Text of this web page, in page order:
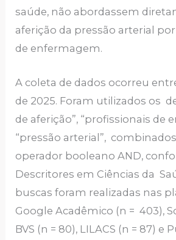
saúde, não abordassem
aferição da pressão arterial
de enfermagem.
A coleta de dados ocorreu
de 2025. Foram utilizados os
de aferição”, “profissionais de
“pressão arterial”,
operador booleano AND,
Descritores em Ciências da
buscas foram realizadas nas
Google Acadêmico (n = 403),
BVS (n = 80), LILACS (n = 87) e